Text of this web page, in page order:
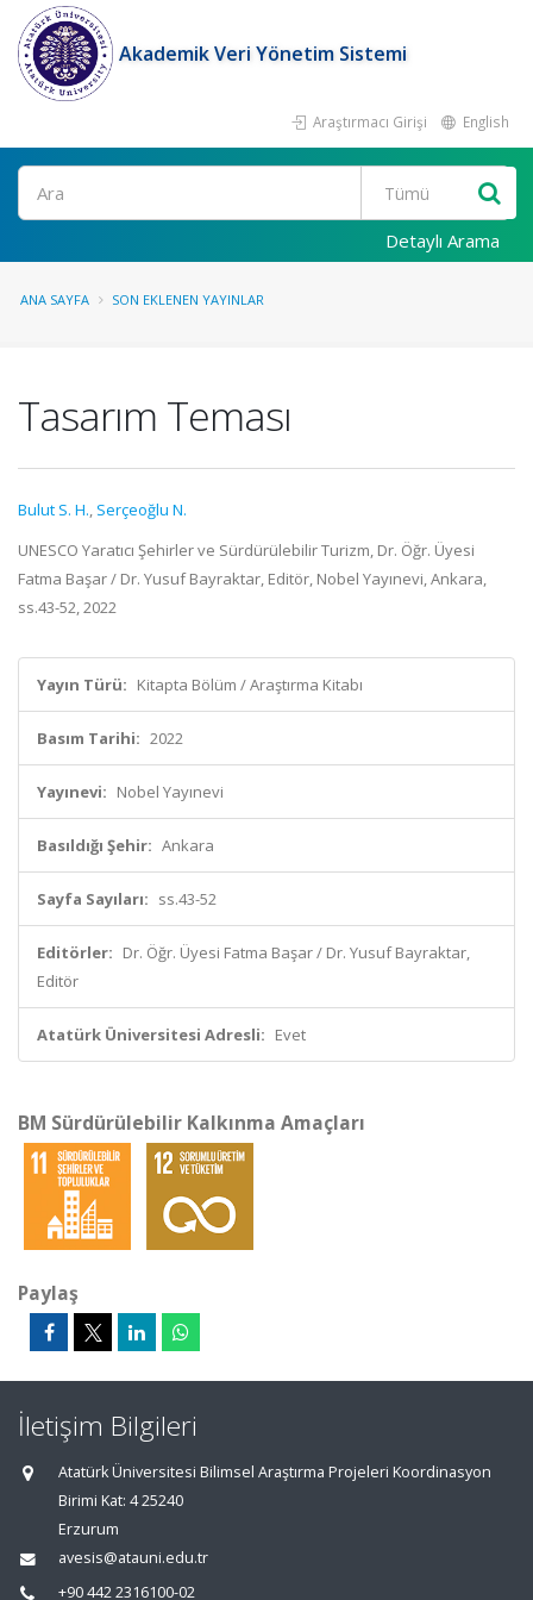
Akademik Veri Yönetim Sistemi
Araştırmacı Girişi English
Ara
Detaylı Arama
ANA SAYFA SON EKLENEN YAYINLAR
Tasarım Teması
Bulut S. H., Serçeoğlu N.
UNESCO Yaratıcı Şehirler ve Sürdürülebilir Turizm, Dr. Öğr. Üyesi
Fatma Başar / Dr. Yusuf Bayraktar, Editör, Nobel Yayınevi, Ankara,
ss.43-52, 2022
Yayın Türü: Kitapta Bölüm / Araştırma Kitabı
Basım Tarihi: 2022
Yayınevi: Nobel Yayınevi
Basıldığı Şehir: Ankara
Sayfa Sayıları: ss.43-52
Editörler: Dr. Öğr. Üyesi Fatma Başar / Dr. Yusuf Bayraktar,
Editör
Atatürk Üniversitesi Adresli: Evet
BM Sürdürülebilir Kalkınma Amaçları
Paylaş
İletişim Bilgileri
Atatürk Üniversitesi Bilimsel Araştırma Projeleri Koordinasyon
Birimi Kat: 4 25240
Erzurum
avesis@atauni.edu.tr
+90 442 2316100-02